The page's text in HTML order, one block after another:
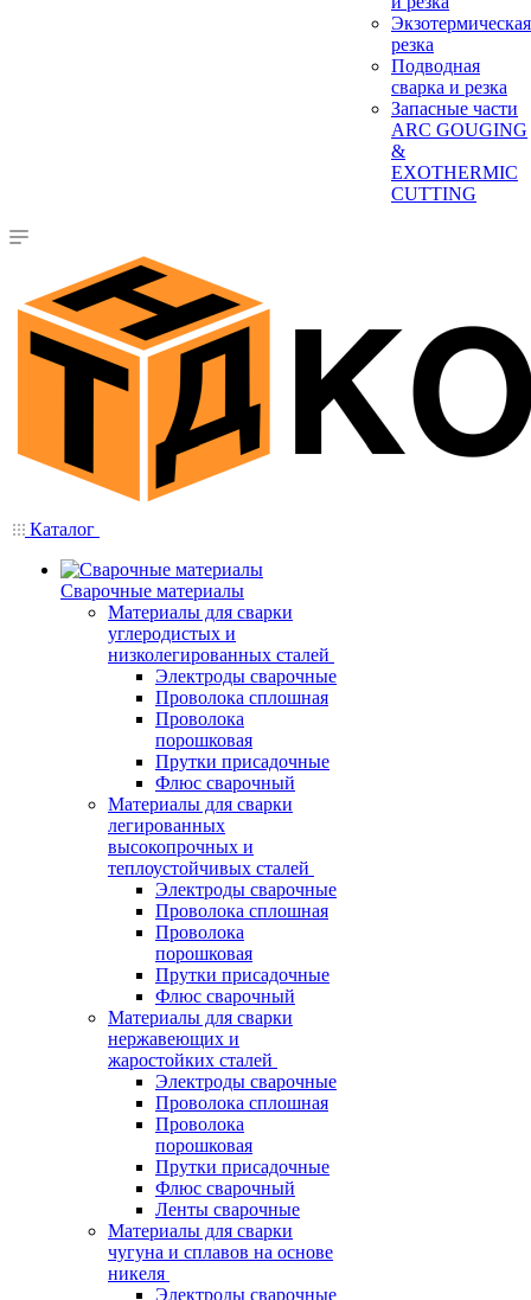
Экзотермическая
резка
Подводная
сварка и резка
Запасные части
ARC GOUGING
&
EXOTHERMIC
CUTTING
Каталог
Сварочные материалы
Материалы для сварки
углеродистых и
низколегированных сталей
Электроды сварочные
Проволока сплошная
Проволока
порошковая
Прутки присадочные
Флюс сварочный
Материалы для сварки
легированных
высокопрочных и
теплоустойчивых сталей
Электроды сварочные
Проволока сплошная
Проволока
порошковая
Прутки присадочные
Флюс сварочный
Материалы для сварки
нержавеющих и
жаростойких сталей
Электроды сварочные
Проволока сплошная
Проволока
порошковая
Прутки присадочные
Флюс сварочный
Ленты сварочные
Материалы для сварки
чугуна и сплавов на основе
никеля
Электроды сварочные